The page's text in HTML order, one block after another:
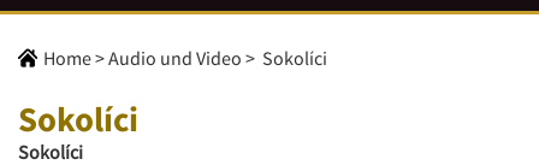
Home>Audio und Video > Sokolíci
Sokolíci
Sokolíci